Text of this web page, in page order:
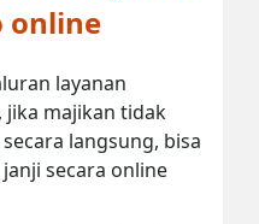
online
layanan
majikan tidak
langsung, bisa
secara online